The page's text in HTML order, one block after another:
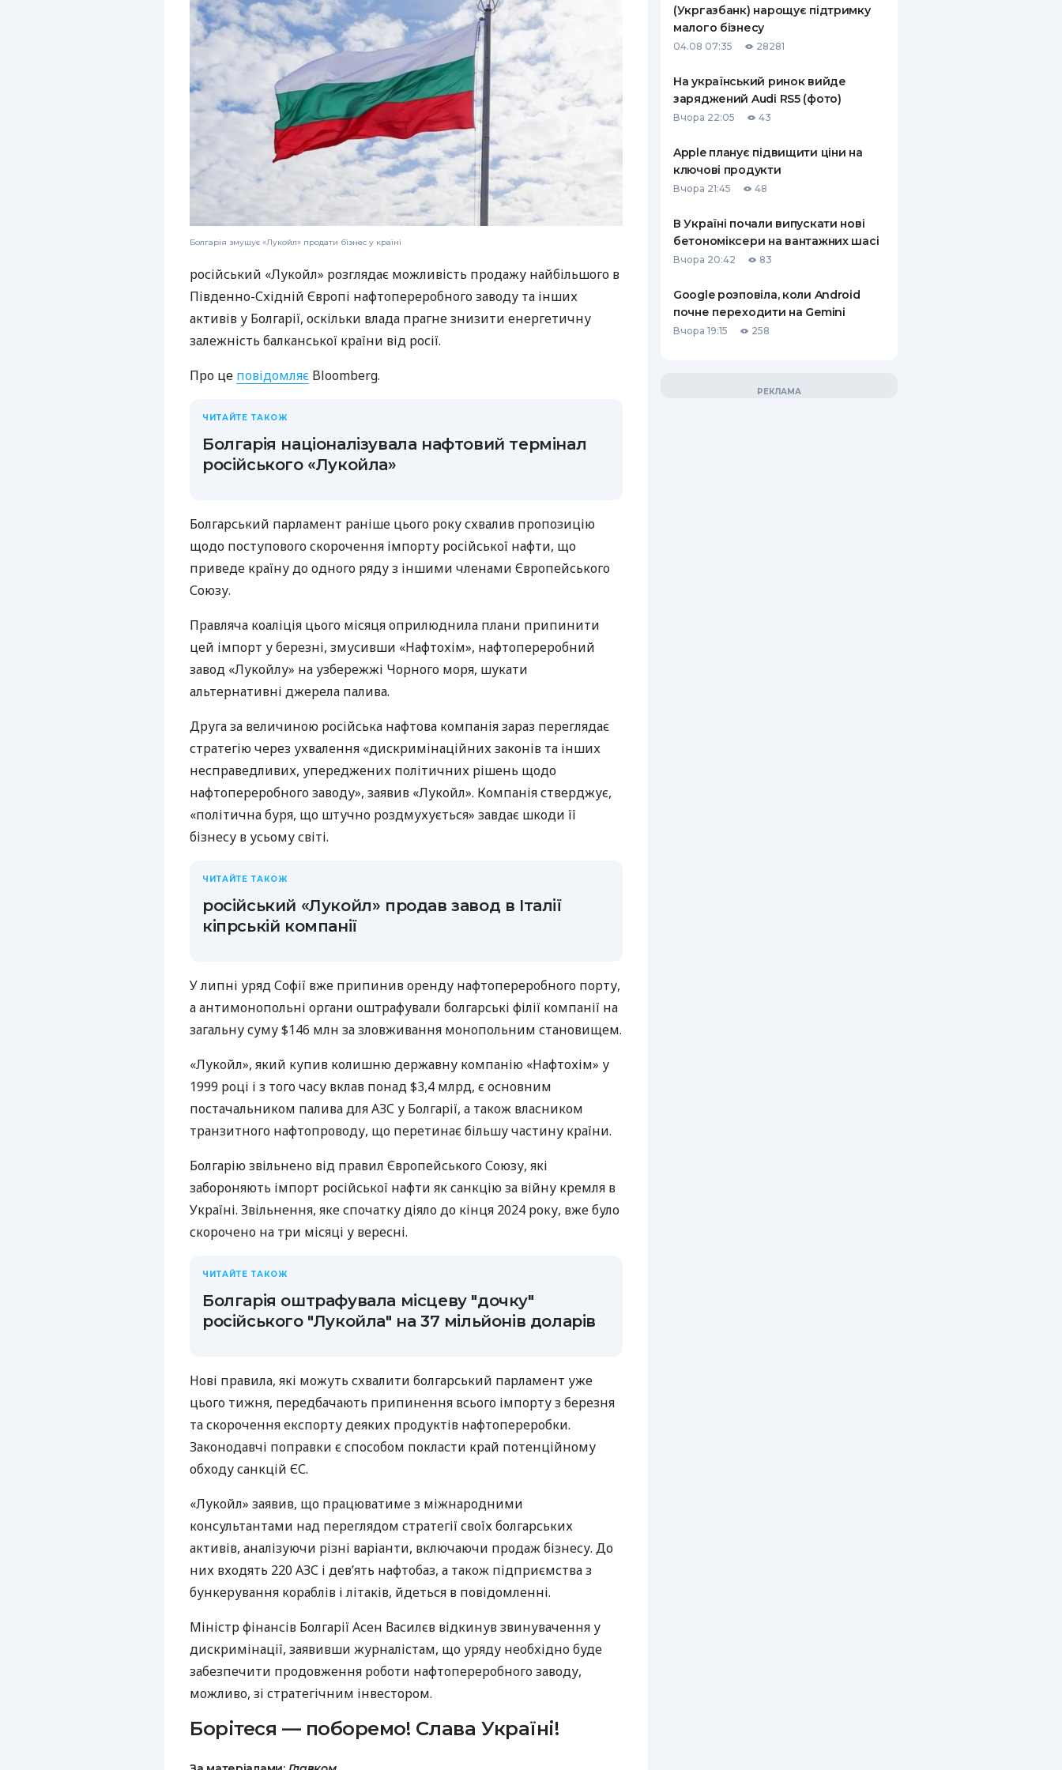
КАРТОК
ЩОМІСЯЧНИЙ ОГЛЯД
КЕШБЕКУ
ПУТІВНИКИ ПО
ПУТІВНИКИ ПО
СТРАХОВІ КОМПАНІЇ
КОМПАНІЇ
Болгарія змушує «Лукойл» продати бізнес у країні
російський «Лукойл» розглядає можливість продажу найбільшого в
Південно-Східній Європі нафтопереробного заводу та інших
активів у Болгарії, оскільки влада прагне знизити енергетичну
залежність балканської країни від росії.
Про це повідомляє Bloomberg.
ЧИТАЙТЕ ТАКОЖ
Болгарія націоналізувала нафтовий термінал
російського «Лукойла»
Болгарський парламент раніше цього року схвалив пропозицію
щодо поступового скорочення імпорту російської нафти, що
приведе країну до одного ряду з іншими членами Європейського
Союзу.
Правляча коаліція цього місяця оприлюднила плани припинити
цей імпорт у березні, змусивши «Нафтохім», нафтопереробний
завод «Лукойлу» на узбережжі Чорного моря, шукати
альтернативні джерела палива.
Друга за величиною російська нафтова компанія зараз переглядає
стратегію через ухвалення «дискримінаційних законів та інших
несправедливих, упереджених політичних рішень щодо
нафтопереробного заводу», заявив «Лукойл». Компанія стверджує,
«політична буря, що штучно роздмухується» завдає шкоди її
бізнесу в усьому світі.
ЧИТАЙТЕ ТАКОЖ
російський «Лукойл» продав завод в Італії
кіпрській компанії
У липні уряд Софії вже припинив оренду нафтопереробного порту,
а антимонопольні органи оштрафували болгарські філії компанії на
загальну суму $146 млн за зловживання монопольним становищем.
«Лукойл», який купив колишню державну компанію «Нафтохім» у
1999 році і з того часу вклав понад $3,4 млрд, є основним
постачальником палива для АЗС у Болгарії, а також власником
транзитного нафтопроводу, що перетинає більшу частину країни.
Болгарію звільнено від правил Європейського Союзу, які
забороняють імпорт російської нафти як санкцію за війну кремля в
Україні. Звільнення, яке спочатку діяло до кінця 2024 року, вже було
скорочено на три місяці у вересні.
ЧИТАЙТЕ ТАКОЖ
Болгарія оштрафувала місцеву "дочку"
російського "Лукойла" на 37 мільйонів доларів
Нові правила, які можуть схвалити болгарський парламент уже
цього тижня, передбачають припинення всього імпорту з березня
та скорочення експорту деяких продуктів нафтопереробки.
Законодавчі поправки є способом покласти край потенційному
обходу санкцій ЄС.
«Лукойл» заявив, що працюватиме з міжнародними
консультантами над переглядом стратегії своїх болгарських
активів, аналізуючи різні варіанти, включаючи продаж бізнесу. До
них входять 220 АЗС і дев’ять нафтобаз, а також підприємства з
бункерування кораблів і літаків, йдеться в повідомленні.
Міністр фінансів Болгарії Асен Василєв відкинув звинувачення у
дискримінації, заявивши журналістам, що уряду необхідно буде
забезпечити продовження роботи нафтопереробного заводу,
можливо, зі стратегічним інвестором.
Борітеся — поборемо! Слава Україні!
(Укргазбанк) нарощує підтримку
малого бізнесу
04.08 07:35 28281
На український ринок вийде
заряджений Audi RS5 (фото)
Вчора 22:05 43
Apple планує підвищити ціни на
ключові продукти
Вчора 21:45 48
В Україні почали випускати нові
бетономіксери на вантажних шасі
Вчора 20:42 83
Google розповіла, коли Android
почне переходити на Gemini
Вчора 19:15 258